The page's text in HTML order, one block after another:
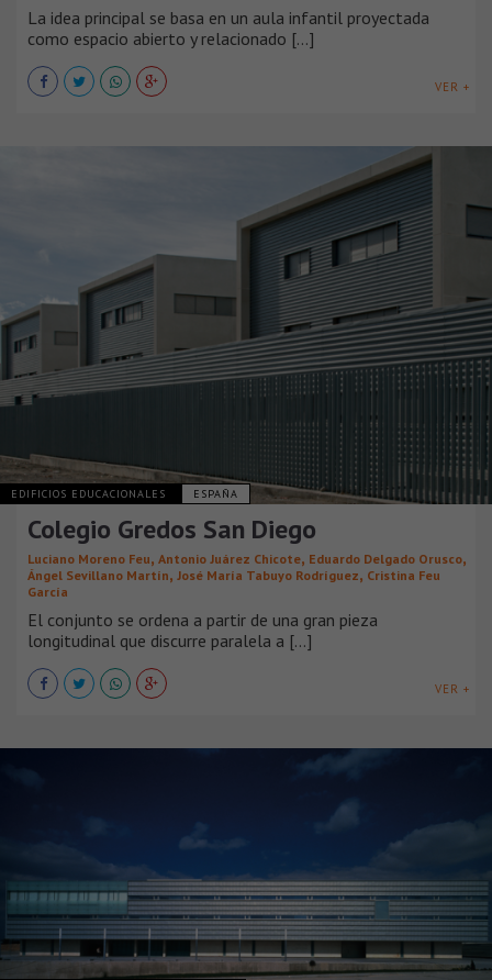
La idea principal se basa en un aula infantil proyectada
como espacio abierto y relacionado [...]
VER +
EDIFICIOS EDUCACIONALES ESPAÑA
Colegio Gredos San Diego
Luciano Moreno Feu, Antonio Juárez Chicote, Eduardo Delgado Orusco,
Ángel Sevillano Martín, José María Tabuyo Rodríguez, Cristina Feu
García
El conjunto se ordena a partir de una gran pieza
longitudinal que discurre paralela a [...]
VER +